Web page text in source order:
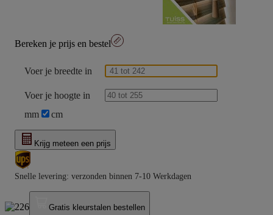
Bereken je prijs en bestel
Voer je breedte in
Voer je hoogte in
mm
cm
Krijg meteen een prijs
Snelle levering: verzonden binnen 7-10 Werkdagen
Gratis kleurstalen bestellen